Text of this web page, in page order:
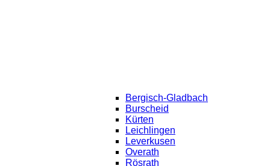
Bergisch-Gladbach
Burscheid
Kürten
Leichlingen
Leverkusen
Overath
Rösrath